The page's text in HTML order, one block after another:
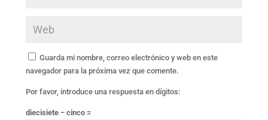
Guarda mi nombre, correo electrónico y web en este
navegador para la próxima vez que comente.
Por favor, introduce una respuesta en dígitos:
diecisiete − cinco =